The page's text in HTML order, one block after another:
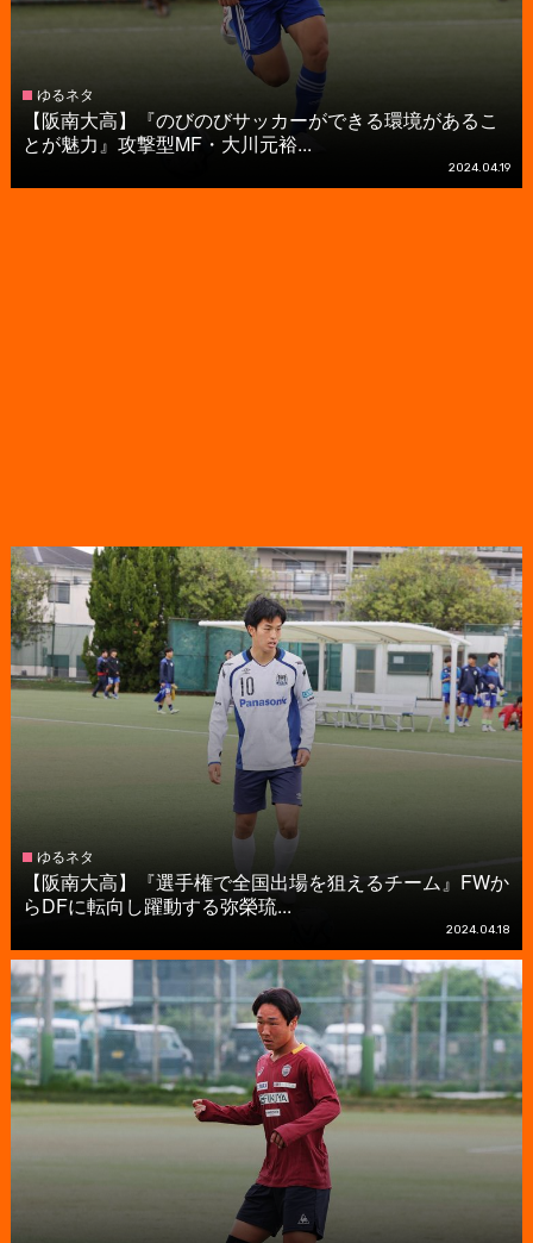
ゆるネタ
【阪南大高】『のびのびサッカーができる環境があるこ
とが魅力』攻撃型MF・大川元裕...
2024.04.19
ゆるネタ
【阪南大高】『選手権で全国出場を狙えるチーム』FWか
らDFに転向し躍動する弥榮琉...
2024.04.18